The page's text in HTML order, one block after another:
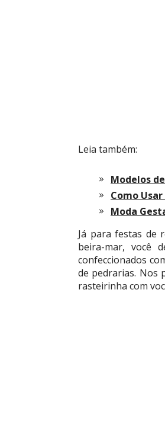
Leia também:
Modelos
Como
Moda
Já para festas de
beira-mar, você
confeccionados
de pedrarias. Nos
rasteirinha com